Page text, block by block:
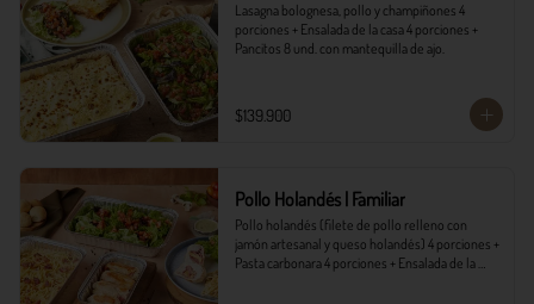
Lasagna bolognesa, pollo y champiñones 4
porciones + Ensalada de la casa 4 porciones +
Pancitos 8 und. con mantequilla de ajo.
$139.900
Pollo Holandés | Familiar
Pollo holandés (filete de pollo relleno con
jamón artesanal y queso holandés) 4 porciones +
Pasta carbonara 4 porciones + Ensalada de la